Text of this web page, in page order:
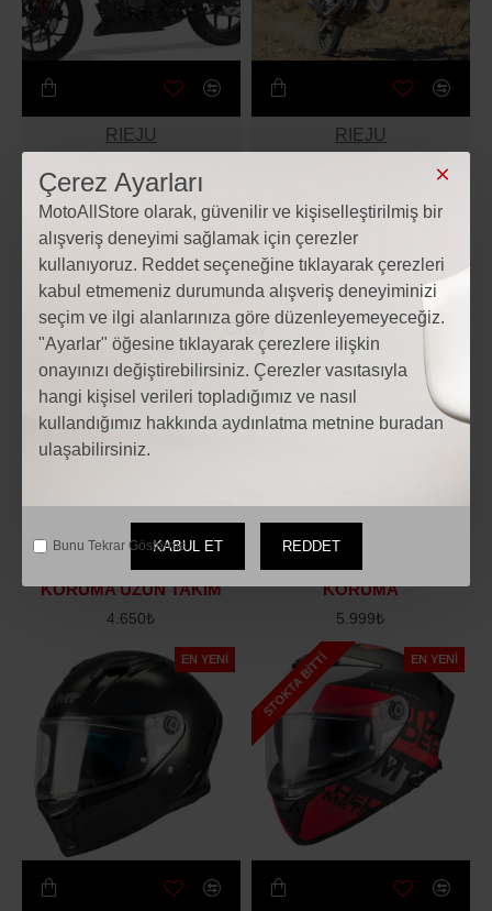
Çerez Ayarları
MotoAllStore olarak, güvenilir ve kişiselleştirilmiş bir
alışveriş deneyimi sağlamak için çerezler
kullanıyoruz. Reddet seçeneğine tıklayarak çerezleri
kabul etmemeniz durumunda alışveriş deneyiminizi
seçim ve ilgi alanlarınıza göre düzenleyemeyeceğiz.
"Ayarlar" öğesine tıklayarak çerezlere ilişkin
onayınızı değiştirebilirsiniz. Çerezler vasıtasıyla
hangi kişisel verileri topladığımız ve nasıl
kullandığımız hakkında aydınlatma metnine buradan
ulaşabilirsiniz.
KABUL ET REDDET
Bunu Tekrar Gösterme.
RIEJU
RİEJU NKD 125
250.700₺
RIEJU
369.000₺
EN YENI
VEMAR
VEMAR E-01 SOFT DİZLİK
KORUMA UZUN TAKIM
4.650₺
VEMAR
VEMAR CROSS VÜCUT
KORUMA
5.999₺
EN YENI EN YENI
STOKTA BITTI